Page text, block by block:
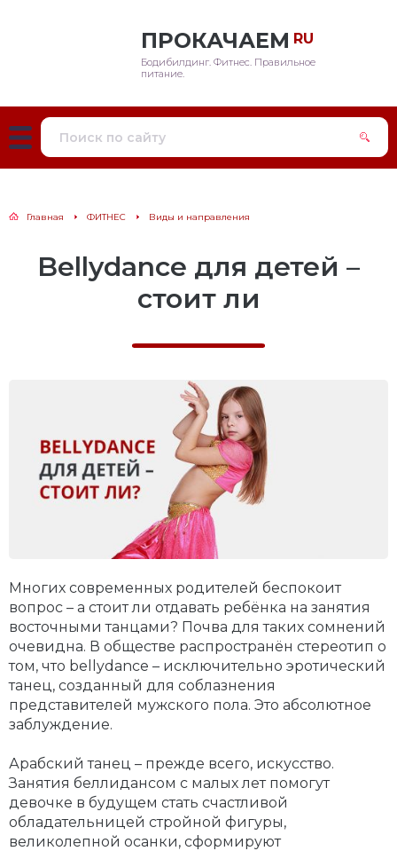
ПРОКАЧАЕМ RU
Бодибилдинг. Фитнес. Правильное
питание.
Главная ФИТНЕС Виды и направления
Bellydance для детей –
стоит ли
Многих современных родителей беспокоит
вопрос – а стоит ли отдавать ребёнка на занятия
восточными танцами? Почва для таких сомнений
очевидна. В обществе распространён стереотип о
том, что bellydance – исключительно эротический
танец, созданный для соблазнения
представителей мужского пола. Это абсолютное
заблуждение.
Арабский танец – прежде всего, искусство.
Занятия беллидансом с малых лет помогут
девочке в будущем стать счастливой
обладательницей стройной фигуры,
великолепной осанки, сформируют
питание
питание
и направления